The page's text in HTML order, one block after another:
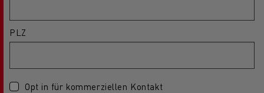
PLZ
Opt in für kommerziellen Kontakt